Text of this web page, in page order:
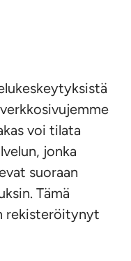
voi tilata
jonka
suoraan
Tämä
rekisteröitynyt